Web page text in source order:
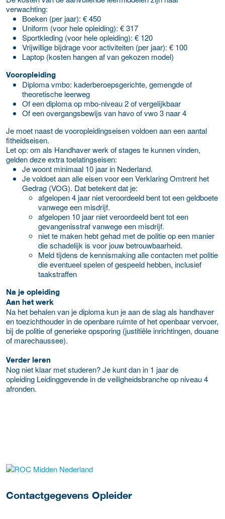
verwachting:
Boeken (per jaar): € 450
Uniform (voor hele opleiding): € 317
Sportkleding (voor hele opleiding): € 120
Vrijwillige bijdrage voor activiteiten (per jaar): € 100
Laptop (kosten hangen af van gekozen model)
Vooropleiding
Diploma vmbo: kaderberoepsgerichte, gemengde of
theoretische leerweg
Of een diploma op mbo-niveau 2 of vergelijkbaar
Of een overgangsbewijs van havo of vwo 3 naar 4
Je moet naast de vooropleidingseisen voldoen aan een aantal
fitheidseisen.
Let op: om als Handhaver werk of stages te kunnen vinden,
gelden deze extra toelatingseisen:
Je woont minimaal 10 jaar in Nederland.
Je voldoet aan alle eisen voor een Verklaring Omtrent het
Gedrag (VOG). Dat betekent dat je:
afgelopen 4 jaar niet veroordeeld bent tot een geldboete
vanwege een misdrijf.
afgelopen 10 jaar niet veroordeeld bent tot een
gevangenisstraf vanwege een misdrijf.
niet te maken hebt gehad met de politie op een manier
die schadelijk is voor jouw betrouwbaarheid.
Meld tijdens de kennismaking alle contacten met politie
die eventueel spelen of gespeeld hebben, inclusief
taakstraffen
Na je opleiding
Aan het werk
Na het behalen van je diploma kun je aan de slag als handhaver
en toezichthouder in de openbare ruimte of het openbaar vervoer,
bij de politie of generieke opsporing (justitiële inrichtingen, douane
of marechaussee).
Verder leren
Nog niet klaar met studeren? Je kunt dan in 1 jaar de
opleiding Leidinggevende in de veiligheidsbranche op niveau 4
afronden.
over deze opleider
Contactgegevens Opleider